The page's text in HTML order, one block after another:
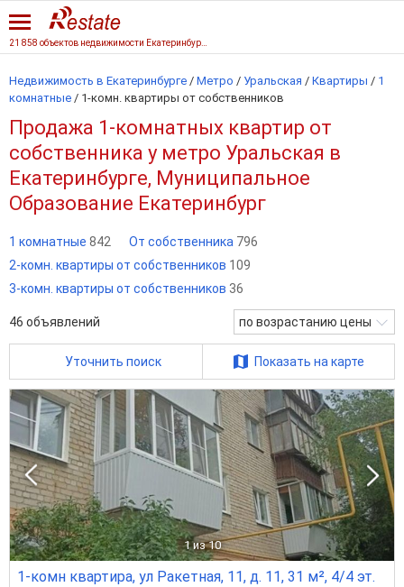
Недвижимость в Екатеринбурге / Метро / Уральская / Квартиры / 1
комнатные / 1-комн. квартиры от собственников
Продажа 1-комнатных квартир от
собственника у метро Уральская в
Екатеринбурге, Муниципальное
Образование Екатеринбург
1 комнатные 842 От собственника 796
2-комн. квартиры от собственников 109
3-комн. квартиры от собственников 36
46 объявлений по возрастанию цены
Уточнить поиск Показать на карте
1 из 10
1-комн квартира, ул Ракетная, 11, д. 11, 31 м², 4/4 эт.